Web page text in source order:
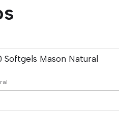
Mason Natural